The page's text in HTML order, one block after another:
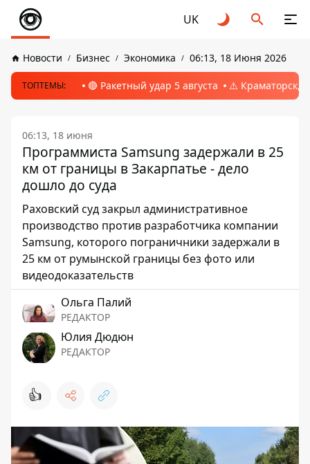
UK
Новости Бизнес Экономика 06:13, 18 Июня 2026
ТОПТЕМЫ: 🔴 Ракетный удар 5 августа ⚠️ Краматорск,
06:13, 18 июня
Программиста Samsung задержали в 25
км от границы в Закарпатье - дело
дошло до суда
Раховский суд закрыл административное
производство против разработчика компании
Samsung, которого пограничники задержали в
25 км от румынской границы без фото или
видеодоказательств
Ольга Палий
РЕДАКТОР
Юлия Дюдюн
РЕДАКТОР
👍